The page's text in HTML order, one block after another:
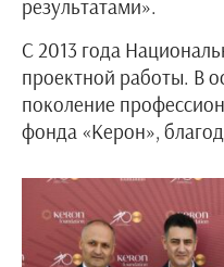
результатами».
С 2013 года
проектной работы. В
поколение
фонда «Керон»,